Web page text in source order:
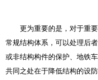
更为重要的是，对于重
常规结构体系，可以处理后
或非结构构件的保护、地铁
共同之处在于降低结构的设